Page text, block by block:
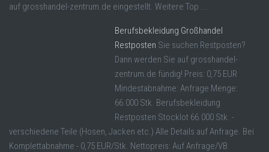
auf grosshandel-zentrum.de eingestellt. Weitere Top ...
Berufsbekleidung Großhandel
Restposten Sie suchen Restposten?
Dann werden Sie auf grosshandel-
zentrum.de fündig! Preis: 0,75 EUR
Mindestabnahme: Anfrage Menge:
66.000 Stk. Berufsbekleidung
Restposten Stocklot 66.000 Stk. -
verschiedene Teile (Hosen, Jacken etc.) Alle Details auf Anfrage. Bei
Komplettabnahme - 0,75 EUR/Stk. Nettopreis: Auf Anfrage/VB